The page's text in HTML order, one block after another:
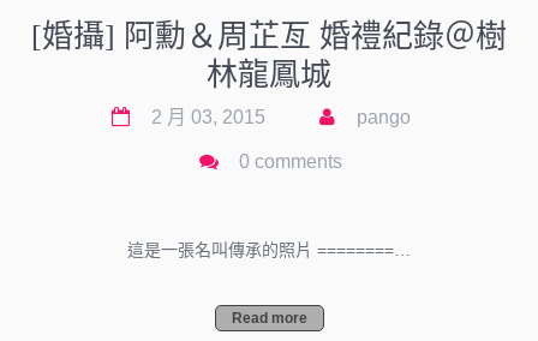
[婚攝] 阿勳＆周芷亙 婚禮紀錄＠樹
林龍鳳城
2 月 03, 2015 pango
0 comments
這是一張名叫傳承的照片 ========…
Read more